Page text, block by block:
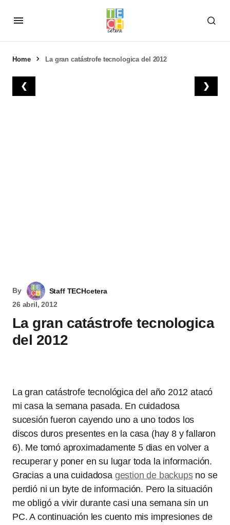
Home La gran catástrofe tecnologica del 2012
❮ ❯
By
Staff TECHcetera
26 abril, 2012
La gran catástrofe tecnologica
del 2012
La gran catástrofe tecnológica del año 2012 atacó
mi casa la semana pasada. En cuidadosa
sucesión fueron cayendo uno a uno todos los
discos duros presentes en la casa (hay 8 y fallaron
6). Me tomó aproximadamente 5 dias en volver a
recuperar y poner en su lugar toda la información.
Gracias a una cuidadosa gestion de backupsno se
perdió ni un byte de información. Pero la situación
me obligó a vivir durante casi una semana sin un
PC. A continuación les cuento mis impresiones de